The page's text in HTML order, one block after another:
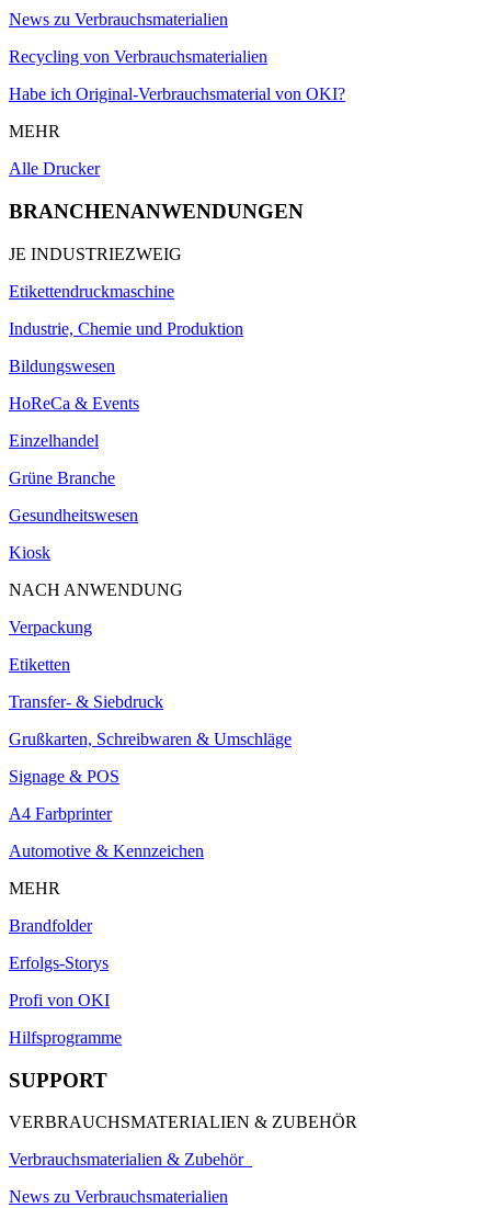
News zu Verbrauchsmaterialien
Recycling von Verbrauchsmaterialien
Habe ich Original-Verbrauchsmaterial von OKI?
MEHR
Alle Drucker
BRANCHENANWENDUNGEN
JE INDUSTRIEZWEIG
Etikettendruckmaschine
Industrie, Chemie und Produktion
Bildungswesen
HoReCa & Events
Einzelhandel
Grüne Branche
Gesundheitswesen
Kiosk
NACH ANWENDUNG
Verpackung
Etiketten
Transfer- & Siebdruck
Grußkarten, Schreibwaren & Umschläge
Signage & POS
A4 Farbprinter
Automotive & Kennzeichen
MEHR
Brandfolder
Erfolgs-Storys
Profi von OKI
Hilfsprogramme
SUPPORT
VERBRAUCHSMATERIALIEN & ZUBEHÖR
Verbrauchsmaterialien & Zubehör
News zu Verbrauchsmaterialien